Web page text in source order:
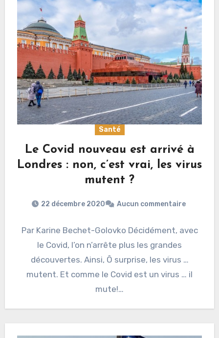
Santé
Le Covid nouveau est arrivé à
Londres : non, c’est vrai, les virus
mutent ?
22 décembre 2020 Aucun commentaire
Par Karine Bechet-Golovko Décidément, avec
le Covid, l’on n’arrête plus les grandes
découvertes. Ainsi, Ô surprise, les virus …
mutent. Et comme le Covid est un virus … il
mute!…